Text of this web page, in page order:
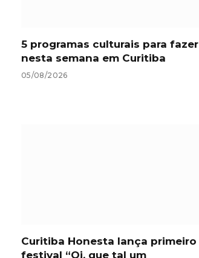
5 programas culturais para fazer
nesta semana em Curitiba
05/08/2026
Curitiba Honesta lança primeiro
festival “Oi, que tal um